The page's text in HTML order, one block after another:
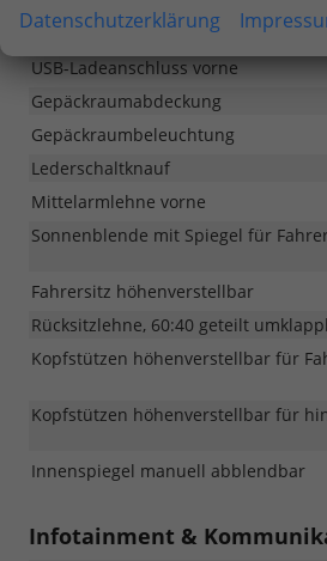
12V-Steckdose vorne
USB-Ladeanschluss vorne
Gepäckraumabdeckung
Gepäckraumbeleuchtung
Lederschaltknauf
Mittelarmlehne vorne
Sonnenblende mit Spiegel für
Fahrersitz höhenverstellbar
Rücksitzlehne, 60:40 geteilt
Kopfstützen höhenverstellbar für
Kopfstützen höhenverstellbar für
Innenspiegel manuell abblendbar
Infotainment &
Datenschutzerklärung